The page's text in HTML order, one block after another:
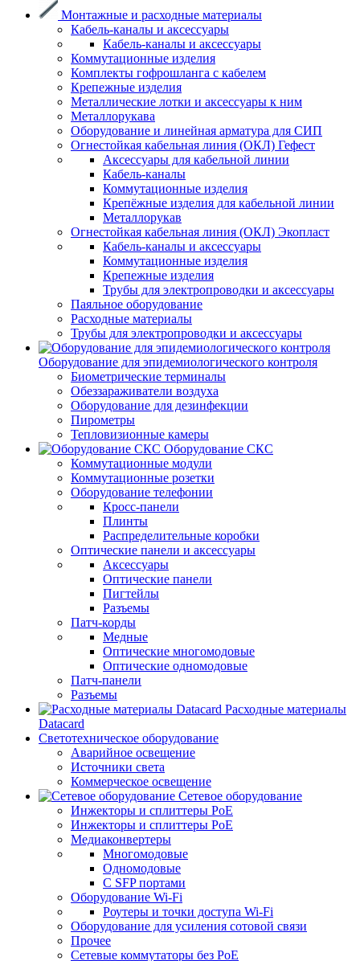
Монтажные и расходные материалы
Кабель-каналы и аксессуары
Кабель-каналы и аксессуары
Коммутационные изделия
Комплекты гофрошланга с кабелем
Крепежные изделия
Металлические лотки и аксессуары к ним
Металлорукава
Оборудование и линейная арматура для СИП
Огнестойкая кабельная линия (ОКЛ) Гефест
Аксессуары для кабельной линии
Кабель-каналы
Коммутационные изделия
Крепёжные изделия для кабельной линии
Металлорукав
Огнестойкая кабельная линия (ОКЛ) Экопласт
Кабель-каналы и аксессуары
Коммутационные изделия
Крепежные изделия
Трубы для электропроводки и аксессуары
Паяльное оборудование
Расходные материалы
Трубы для электропроводки и аксессуары
Оборудование для эпидемиологического контроля
Биометрические терминалы
Обеззараживатели воздуха
Оборудование для дезинфекции
Пирометры
Тепловизионные камеры
Оборудование СКС
Коммутационные модули
Коммутационные розетки
Оборудование телефонии
Кросс-панели
Плинты
Распределительные коробки
Оптические панели и аксессуары
Аксессуары
Оптические панели
Пигтейлы
Разъемы
Патч-корды
Медные
Оптические многомодовые
Оптические одномодовые
Патч-панели
Разъемы
Расходные материалы
Datacard
Светотехническое оборудование
Аварийное освещение
Источники света
Коммерческое освещение
Сетевое оборудование
Инжекторы и сплиттеры PoE
Инжекторы и сплиттеры РоЕ
Медиаконвертеры
Многомодовые
Одномодовые
С SFP портами
Оборудование Wi-Fi
Роутеры и точки доступа Wi-Fi
Оборудование для усиления сотовой связи
Прочее
Сетевые коммутаторы без PoE